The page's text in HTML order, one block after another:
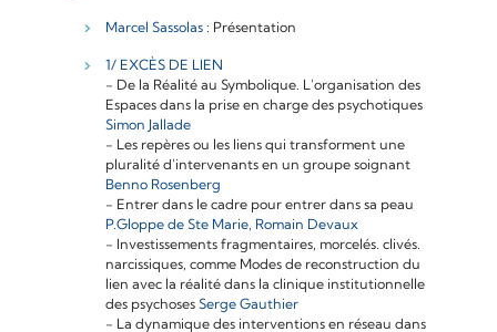
Marcel Sassolas: Présentation
1/ EXCÈS DE LIEN
- De la Réalité au Symbolique. L'organisation des
Espaces dans la prise en charge des psychotiques
Simon Jallade
- Les repères ou les liens qui transforment une
pluralité d'intervenants en un groupe soignant
Benno Rosenberg
- Entrer dans le cadre pour entrer dans sa peau
P.Gloppe de Ste Marie, Romain Devaux
- Investissements fragmentaires, morcelés. clivés.
narcissiques, comme Modes de reconstruction du
lien avec la réalité dans la clinique institutionnelle
des psychoses Serge Gauthier
- La dynamique des interventions en réseau dans